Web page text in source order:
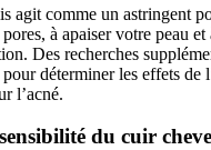
agit comme un astringent
à apaiser votre peau et
Des recherches
pour déterminer les effets de
l’acné.
du cuir